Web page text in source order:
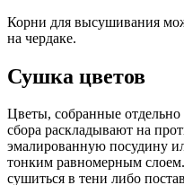
Корни для высушивания
на чердаке.
Сушка цветов
Цветы, собранные отдельно
сбора раскладывают на
эмалированную посудину
тонким равномерным
сушиться в тени либо